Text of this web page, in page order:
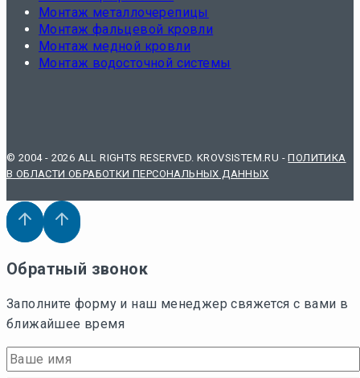
Монтаж металлочерепицы
Монтаж фальцевой кровли
Монтаж медной кровли
Монтаж водосточной системы
© 2004 - 2026 ALL RIGHTS RESERVED. KROVSISTEM.RU -ПОЛИТИКА
В ОБЛАСТИ ОБРАБОТКИ ПЕРСОНАЛЬНЫХ ДАННЫХ
Обратный звонок
Заполните форму и наш менеджер свяжется с вами в
ближайшее время